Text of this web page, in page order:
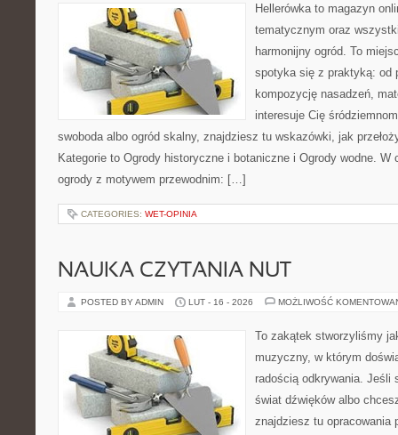
Hellerówka to magazyn
tematycznym oraz
harmonijny ogród. To
spotyka się z praktyką: od
kompozycję nasadzeń,
interesuje Cię
swoboda albo ogród skalny, znajdziesz tu wskazówki, jak
Kategorie to Ogrody historyczne i botaniczne i Ogrody wodne. W
ogrody z motywem przewodnim: […]
CATEGORIES: WET-OPINIA
NAUKA CZYTANIA NUT
POSTED BY ADMIN LUT - 16 - 2026 MOŻLIWOŚĆ
To zakątek stworzyliśmy
muzyczny, w którym
radością odkrywania. Jeśli
świat dźwięków albo
znajdziesz tu opracowania